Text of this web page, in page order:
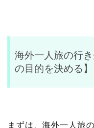
海外一人旅の行
の目的を決める】
まずは、海外一人旅